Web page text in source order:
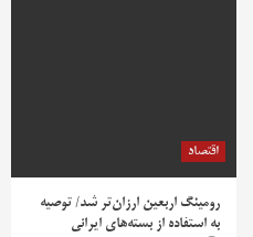
اقتصاد
رومینگ اربعین ارزان‌تر شد/ توصیه
به استفاده از بسته‌های ایرانی